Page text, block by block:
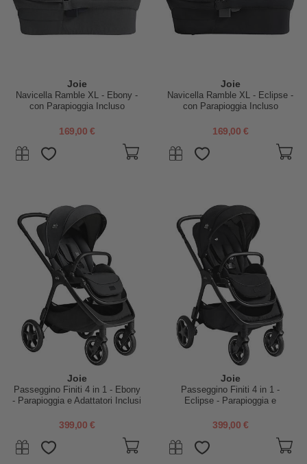
Joie
Navicella Ramble XL - Ebony -
con Parapioggia Incluso
169,00 €
Joie
Navicella Ramble XL - Eclipse -
con Parapioggia Incluso
169,00 €
Joie
Passeggino Finiti 4 in 1 - Ebony
- Parapioggia e Adattatori Inclusi
399,00 €
Joie
Passeggino Finiti 4 in 1 -
Eclipse - Parapioggia e
399,00 €